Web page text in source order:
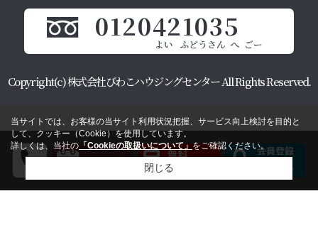
0120421035
Copyright(c) 株式会社びわこハウジングセンター All Rights Reserved.
当サイトでは、お客様の当サイト利用状況把握、サービス向上検討を目的と
して、クッキー（Cookie）を使用しています。
詳しくは、当社の 「Cookieの取扱いについて」 をご確認ください。
閉じる